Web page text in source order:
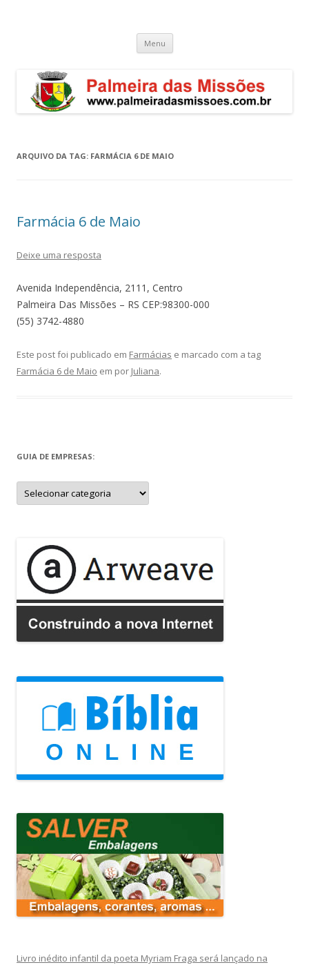
Menu Pular
o
ARQUIVO DA TAG: FARMÁCIA 6 DE MAIO
Farmácia 6 de Maio
Deixe uma resposta
Avenida Independência, 2111, Centro
Palmeira Das Missões – RS CEP:98300-000
(55) 3742-4880
Este post foi publicado em Farmácias e marcado com a tag
Farmácia 6 de Maio em por Juliana.
GUIA DE EMPRESAS:
Guia
de
Empresas:
Livro inédito infantil da poeta Myriam Fraga será lançado na